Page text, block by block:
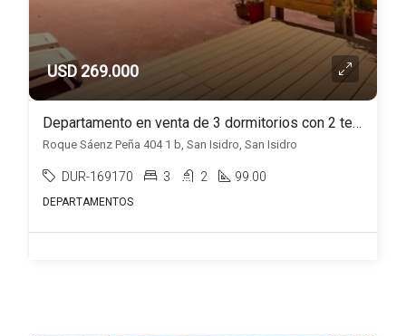
USD 269.000
Departamento en venta de 3 dormitorios con 2 terrazas en San Isidro – CASI
Roque Sáenz Peña 404 1 b, San Isidro, San Isidro
DUR-169170 3 2 99.00
DEPARTAMENTOS